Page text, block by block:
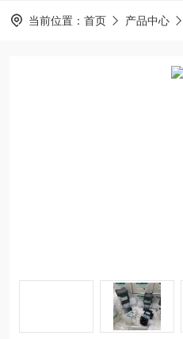
当前位置： 首页 产品中心